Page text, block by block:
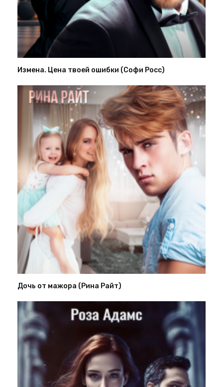
Измена. Цена твоей ошибки (Софи Росс)
Дочь от мажора (Рина Райт)